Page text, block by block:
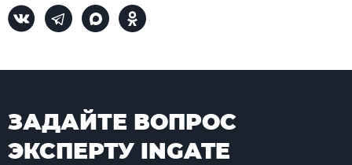
ЗАДАЙТЕ ВОПРОС
ЭКСПЕРТУ INGATE